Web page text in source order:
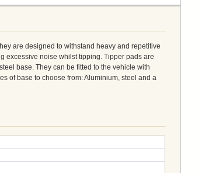
are designed to withstand heavy and repetitive
excessive noise whilst tipping. Tipper pads are
base. They can be fitted to the vehicle with
of base to choose from: Aluminium, steel and a